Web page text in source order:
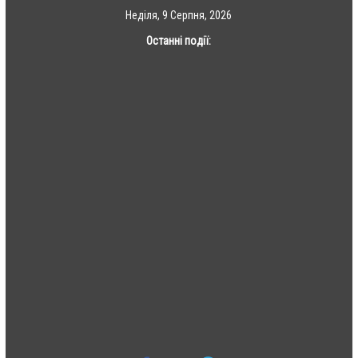
Неділя, 9 Серпня, 2026
Останні події: